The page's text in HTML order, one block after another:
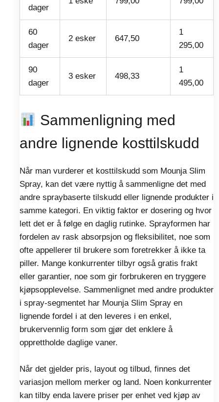
dager
60
dager
2 esker 647,50
1
295,00
90
dager
3 esker 498,33
1
495,00
Sammenligning med
andre lignende kosttilskudd
Når man vurderer et kosttilskudd som Mounja Slim
Spray, kan det være nyttig å sammenligne det med
andre spraybaserte tilskudd eller lignende produkter i
samme kategori. En viktig faktor er dosering og hvor
lett det er å følge en daglig rutinke. Sprayformen har
fordelen av rask absorpsjon og fleksibilitet, noe som
ofte appellerer til brukere som foretrekker å ikke ta
piller. Mange konkurrenter tilbyr også gratis frakt
eller garantier, noe som gir forbrukeren en tryggere
kjøpsopplevelse. Sammenlignet med andre produkter
i spray-segmentet har Mounja Slim Spray en
lignende fordel i at den leveres i en enkel,
brukervennlig form som gjør det enklere å
opprettholde daglige vaner.
Når det gjelder pris, layout og tilbud, finnes det
variasjon mellom merker og land. Noen konkurrenter
kan tilby enda lavere priser per enhet ved kjøp av